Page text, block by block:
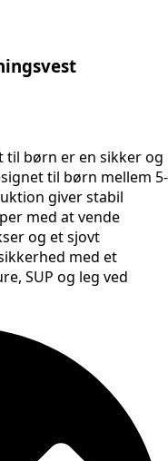
til børn er en sikker og
til børn mellem 5-
giver stabil
med at vende
og et sjovt
med et
SUP og leg ved